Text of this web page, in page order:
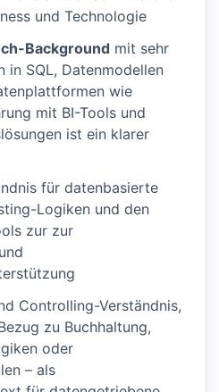
und Technologie
Background mit sehr
in SQL, Datenmodellen
wie
mit BI-Tools und
ist ein klarer
für datenbasierte
Logiken und den
zur zur
Controlling-Verständnis,
zu Buchhaltung,
oder
– als